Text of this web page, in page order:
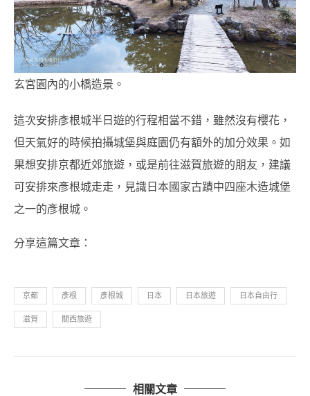
玄宮園內的小橋造景。
這次安排彥根城半日遊的行程相當不錯，雖然沒有櫻花，
但天氣好的時候拍攝城堡與庭園仍有額外的加分效果。如
果想安排京都近郊旅遊，或是前往滋賀旅遊的朋友，建議
可安排來彥根城走走，見識日本國家古蹟中四座木造城堡
之一的彥根城。
分享這篇文章：
京都 彥根 彥根城 日本 日本旅遊 日本自由行
滋賀 關西旅遊
相關文章